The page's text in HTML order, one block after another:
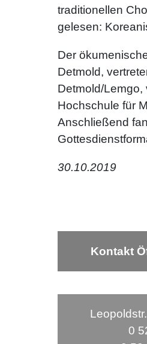
traditionellen
gelesen:
Der
Detmold,
Detmold/
Hochschule für
Anschließend
30.10.2019
Kontakt
0